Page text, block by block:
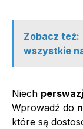
Zobacz też:
wszystkie
Niech
Wprowadź do
które są